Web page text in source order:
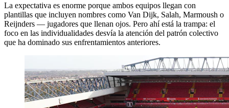
La expectativa es enorme porque ambos equipos llegan con
plantillas que incluyen nombres como Van Dijk, Salah, Marmoush o
Reijnders — jugadores que llenan ojos. Pero ahí está la trampa: el
foco en las individualidades desvía la atención del patrón colectivo
que ha dominado sus enfrentamientos anteriores.